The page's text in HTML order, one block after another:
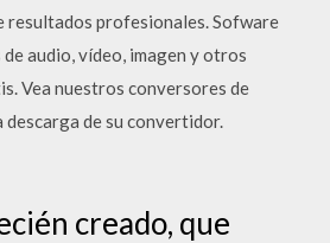
resultados profesionales. Sofware
audio, vídeo, imagen y otros
Vea nuestros conversores de
de su convertidor.
creado, que